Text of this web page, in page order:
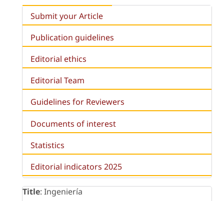
Submit your Article
Publication guidelines
Editorial ethics
Editorial Team
Guidelines for Reviewers
Documents of interest
Statistics
Editorial indicators 2025
Title: Ingeniería